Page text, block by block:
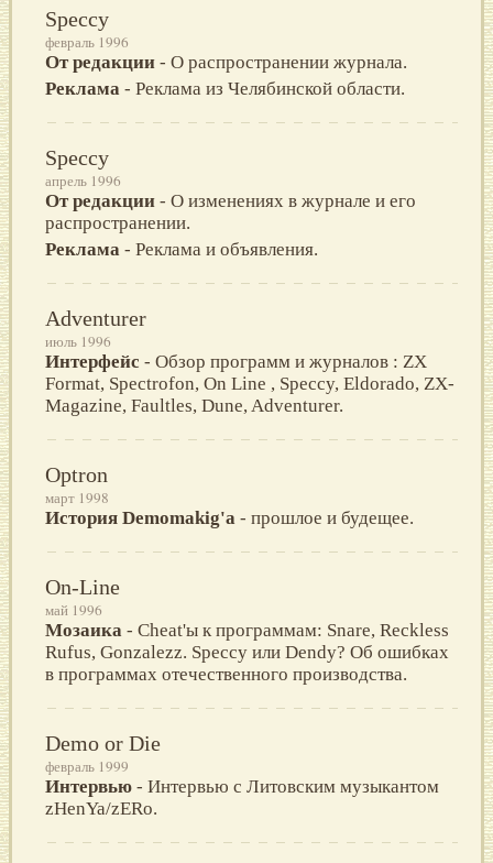
Speccy
февраль 1996
От редакции - O распространении журнала.
Реклама - Реклама из Челябинской области.
Speccy
апрель 1996
От редакции - О изменениях в журнале и его
распространении.
Реклама - Реклама и объявления.
Adventurer
июль 1996
Интерфейс - Обзор программ и журналов : ZX
Format, Spectrofon, On Line , Speccy, Eldorado, ZX-
Magazine, Faultles, Dune, Adventurer.
Optron
март 1998
История Demomakig'a - прошлое и будещее.
On-Line
май 1996
Мозаика - Cheat'ы к программам: Snare, Reckless
Rufus, Gonzalezz. Speccy или Dendy? Об ошибках
в программах отечественного производства.
Demo or Die
февраль 1999
Интервью - Интервью с Литовским музыкантом
zHenYa/zERo.